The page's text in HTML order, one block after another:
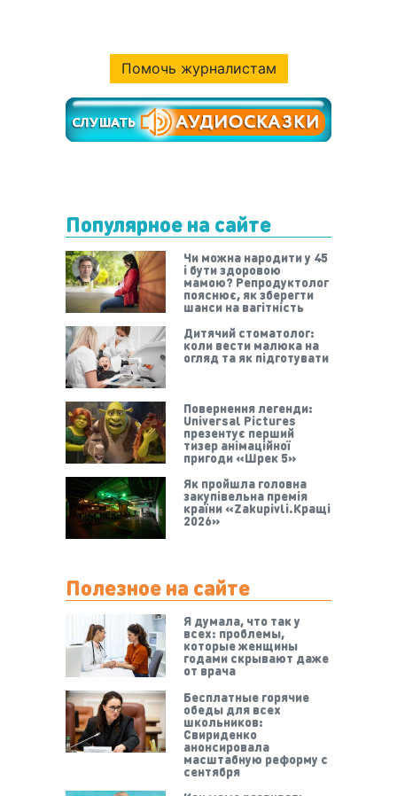
Помочь журналистам
Популярное на сайте
Чи можна народити у 45
і бути здоровою
мамою? Репродуктолог
пояснює, як зберегти
шанси на вагітність
Дитячий стоматолог:
коли вести малюка на
огляд та як підготувати
Повернення легенди:
Universal Pictures
презентує перший
тизер анімаційної
пригоди «Шрек 5»
Як пройшла головна
закупівельна премія
країни «Zakupivli.Кращі
2026»
Полезное на сайте
Я думала, что так у
всех: проблемы,
которые женщины
годами скрывают даже
от врача
Бесплатные горячие
обеды для всех
школьников:
Свириденко
анонсировала
масштабную реформу с
сентября